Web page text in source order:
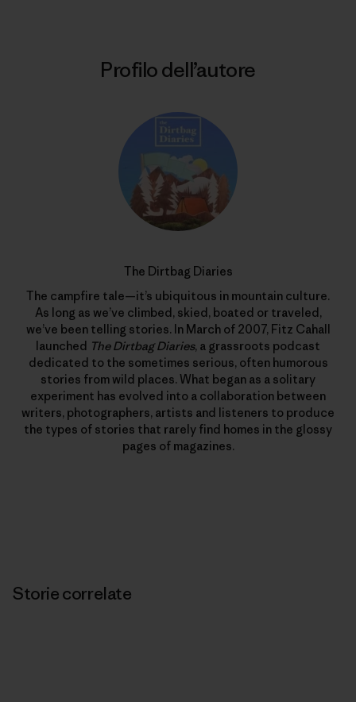
Profilo dell’autore
The Dirtbag Diaries
The campfire tale—it’s ubiquitous in mountain culture.
As long as we’ve climbed, skied, boated or traveled,
we’ve been telling stories. In March of 2007, Fitz Cahall
launched The Dirtbag Diaries, a grassroots podcast
dedicated to the sometimes serious, often humorous
stories from wild places. What began as a solitary
experiment has evolved into a collaboration between
writers, photographers, artists and listeners to produce
the types of stories that rarely find homes in the glossy
pages of magazines.
Storie correlate